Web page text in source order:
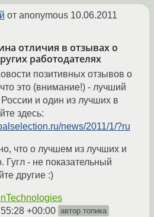
от anonymous 10.06.2011
отличия в отзывах о
работодателях
позитивных отзывов о
это (внимание!) - лучший
и один из лучших в
здесь:
news/2011/1/?ru
что о лучшем из лучших и
Гугл - не показательный
другие :)
+00:00 автор топика